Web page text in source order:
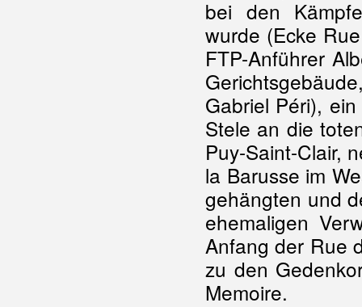
bei den
wurde (Ecke
FTP-Anführer
Gabriel Péri),
Stele an die
Puy-Saint-Clair,
la Barusse im
gehängten und
ehemaligen
Anfang der Rue
zu den
Memoire.